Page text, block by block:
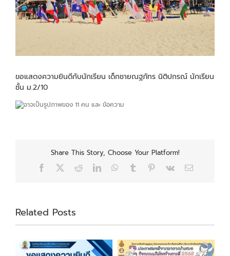
ขอแสดงความยินดีกับนักเรียน เด็กชายณฐภัทร นิติปกรณ์ นักเรียน
ชั้น ม.2/10
Share This Story, Choose Your Platform!
Facebook RedditLinkedInWhatsApp
Tumblr Pinterest
Vk Email
Related Posts